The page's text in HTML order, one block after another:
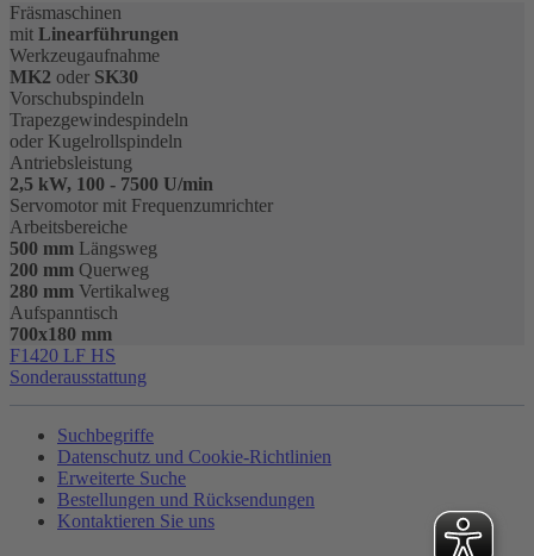
Fräsmaschinen
mit Linearführungen
Werkzeugaufnahme
MK2 oder SK30
Vorschubspindeln
Trapezgewindespindeln
oder Kugelrollspindeln
Antriebsleistung
2,5 kW, 100 - 7500 U/min
Servomotor mit Frequenzumrichter
Arbeitsbereiche
500 mm Längsweg
200 mm Querweg
280 mm Vertikalweg
Aufspanntisch
700x180 mm
F1420 LF HS
Sonderausstattung
Suchbegriffe
Datenschutz und Cookie-Richtlinien
Erweiterte Suche
Bestellungen und Rücksendungen
Kontaktieren Sie uns